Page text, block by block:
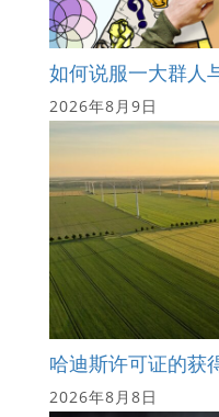
如何说服一大群人
2026年8月9日
哈迪斯许可证的获
2026年8月8日